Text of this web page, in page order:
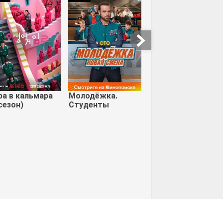
в кальмара
Молодёжка.
Студенты